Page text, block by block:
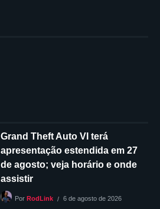
Grand Theft Auto VI terá
apresentação estendida em 27
de agosto; veja horário e onde
assistir
Por RodLink 6 de agosto de 2026